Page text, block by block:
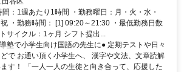
：1週あたり1時間 ・勤務曜日：月・火・水・
・勤務時間： [1] 09:20～21:30 ・最低勤務日数
サイクル：1ヶ月 シフト提出...
塾で小学生向け国語の先生に● 定期テストや日々
で お通い頂く小学生へ、 漢字や文法、文章読解
す！ 「一人一人の生徒と向き合って、応援した